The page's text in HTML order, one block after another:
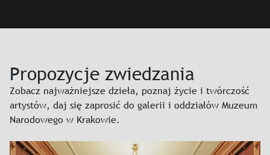
Propozycje zwiedzania
Zobacz najważniejsze dzieła, poznaj życie i twórczość
artystów, daj się zaprosić do galerii i oddziałów Muzeum
Narodowego w Krakowie.